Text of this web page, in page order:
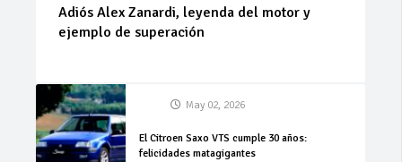
Adiós Alex Zanardi, leyenda del motor y
ejemplo de superación
May 02, 2026
El Citroen Saxo VTS cumple 30 años:
felicidades matagigantes